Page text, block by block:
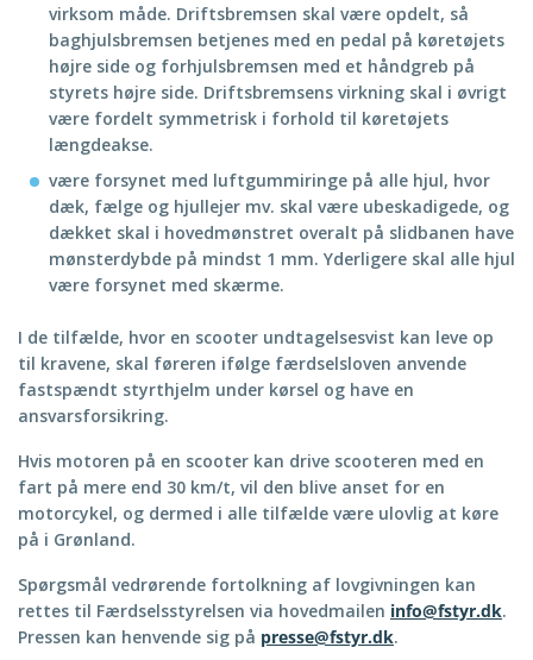
virksom måde. Driftsbremsen skal være opdelt, så
baghjulsbremsen betjenes med en pedal på køretøjets
højre side og forhjulsbremsen med et håndgreb på
styrets højre side. Driftsbremsens virkning skal i øvrigt
være fordelt symmetrisk i forhold til køretøjets
længdeakse.
være forsynet med luftgummiringe på alle hjul, hvor
dæk, fælge og hjullejer mv. skal være ubeskadigede, og
dækket skal i hovedmønstret overalt på slidbanen have
mønsterdybde på mindst 1 mm. Yderligere skal alle hjul
være forsynet med skærme.
I de tilfælde, hvor en scooter undtagelsesvist kan leve op
til kravene, skal føreren ifølge færdselsloven anvende
fastspændt styrthjelm under kørsel og have en
ansvarsforsikring.
Hvis motoren på en scooter kan drive scooteren med en
fart på mere end 30 km/t, vil den blive anset for en
motorcykel, og dermed i alle tilfælde være ulovlig at køre
på i Grønland.
Spørgsmål vedrørende fortolkning af lovgivningen kan
rettes til Færdselsstyrelsen via hovedmailen info@fstyr.dk.
Pressen kan henvende sig på presse@fstyr.dk.